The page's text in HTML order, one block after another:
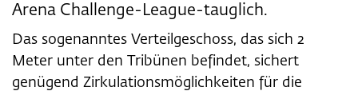
Arena Challenge-League-tauglich.
Das sogenanntes Verteilgeschoss, das sich 2
Meter unter den Tribünen befindet, sichert
genügend Zirkulationsmöglichkeiten für die